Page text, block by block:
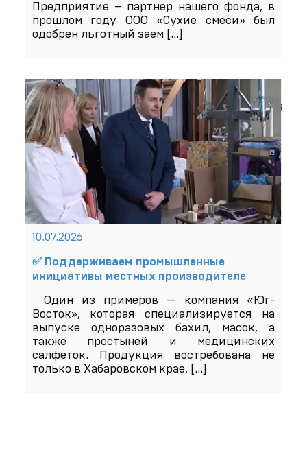
Предприятие – партнер нашего фонда, в
прошлом году ООО «Сухие смеси» был
одобрен льготный заем […]
10.07.2026
✅ Поддерживаем промышленные
инициативы местных производителе
Один из примеров — компания «Юг-
Восток», которая специализируется на
выпуске одноразовых бахил, масок, а
также простыней и медицинских
салфеток. Продукция востребована не
только в Хабаровском крае, […]